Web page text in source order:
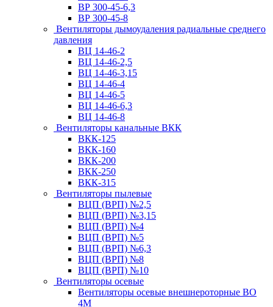
ВР 300-45-6,3
ВР 300-45-8
Вентиляторы дымоудаления радиальные среднего
давления
ВЦ 14-46-2
ВЦ 14-46-2,5
ВЦ 14-46-3,15
ВЦ 14-46-4
ВЦ 14-46-5
ВЦ 14-46-6,3
ВЦ 14-46-8
Вентиляторы канальные ВКК
ВКК-125
ВКК-160
ВКК-200
ВКК-250
ВКК-315
Вентиляторы пылевые
ВЦП (ВРП) №2,5
ВЦП (ВРП) №3,15
ВЦП (ВРП) №4
ВЦП (ВРП) №5
ВЦП (ВРП) №6,3
ВЦП (ВРП) №8
ВЦП (ВРП) №10
Вентиляторы осевые
Вентиляторы осевые внешнероторные ВО
4М